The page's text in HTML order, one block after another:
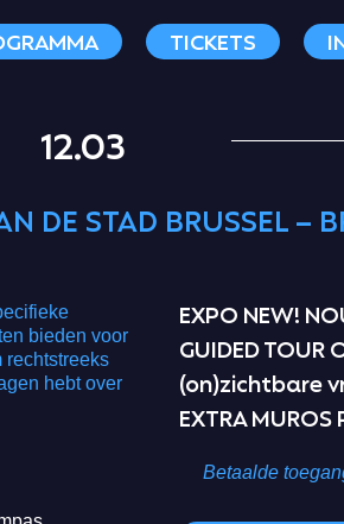
TICKETS
12.03
DE STAD BRUSSEL –
bieden voor
rechtstreeks
hebt over
EXPO NEW!
GUIDED TOUR
(on)zichtbare
EXTRA MUROS
Betaalde